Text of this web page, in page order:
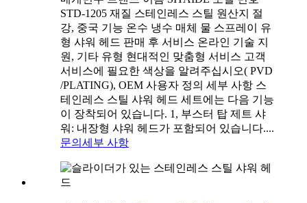
STD-1205 재질 스테인레스 스틸 원산지 절
강, 중국 기능 온수 냉수 매체 물 스프레이 유
형 샤워 헤드 판매 후 서비스 온라인 기술 지
원, 기타 유형 현대적인 맞춤형 서비스 고객
서비스에 필요한 색상을 알려주십시오( PVD
/PLATING), OEM 사용자 정의 세부 사항 스
테인레스 스틸 샤워 헤드 세트에는 다음 기능
이 장착되어 있습니다. 1, 부스터 탑 제트 샤
워: 내장형 샤워 헤드가 포함되어 있습니다....
문의 세부 사항